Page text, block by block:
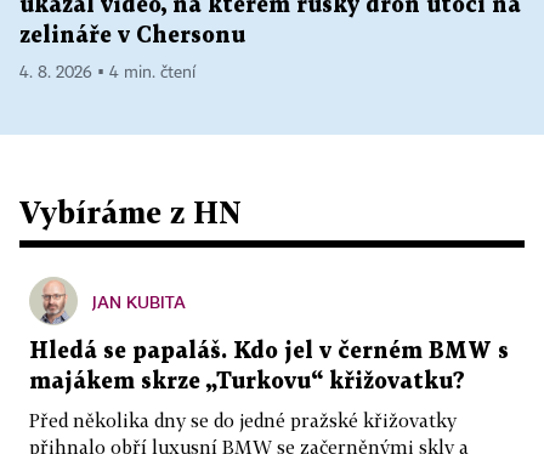
ukázal video, na kterém ruský dron útočí na
zelináře v Chersonu
4. 8. 2026 ▪ 4 min. čtení
Vybíráme z HN
JAN KUBITA
Hledá se papaláš. Kdo jel v černém BMW s
majákem skrze „Turkovu“ křižovatku?
Před několika dny se do jedné pražské křižovatky
přihnalo obří luxusní BMW se začerněnými skly a